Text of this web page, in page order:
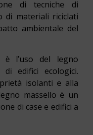
di tecniche di
di materiali riciclati
ambientale del
è l’uso del legno
edifici ecologici.
isolanti e alla
massello è un
di case e edifici a